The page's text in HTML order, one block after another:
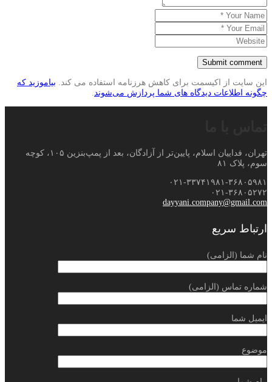
این سایت از اکیسمت برای کاهش هرزنامه استفاده می کند. بیاموزید که
چگونه اطلاعات دیدگاه های شما پردازش می‌شوند
تهران، فداییان اسلام، پایین‌تر از آزادگان، بعد از پمپ‌بنزین ۱۰۵، کوچه
سوم، پلاک ۸۱
۰۲۱-۳۳۷۴۱۹۸۱-۳۶۸۰۵۹۸۱
۰۲۱-۳۶۸۰۵۲۷۲
dayyani.company@gmail.com
ارتباط سریع
نام شما (الزامی)
شماره تماس (الزامی)
ایمیل شما
موضوع